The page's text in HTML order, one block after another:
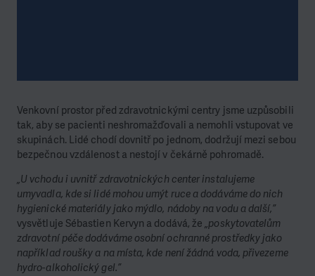
Venkovní prostor před zdravotnickými centry jsme uzpůsobili
tak, aby se pacienti neshromažďovali a nemohli vstupovat ve
skupinách. Lidé chodí dovnitř po jednom, dodržují mezi sebou
bezpečnou vzdálenost a nestojí v čekárně pohromadě.
„U vchodu i uvnitř zdravotnických center instalujeme
umyvadla, kde si lidé mohou umýt ruce a dodáváme do nich
hygienické materiály jako mýdlo, nádoby na vodu a další,”
vysvětluje Sébastien Kervyn a dodává, že„poskytovatelům
zdravotní péče dodáváme osobní ochranné prostředky jako
například roušky a na místa, kde není žádná voda, přivezeme
hydro-alkoholický gel.”